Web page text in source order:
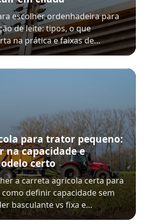
escolher ordenhadeira para
de leite: tipos, o que
na prática e faixas de…
para trator pequeno:
na capacidade e
certo
a carreta agrícola certa para
definir capacidade sem
basculante vs fixa e…